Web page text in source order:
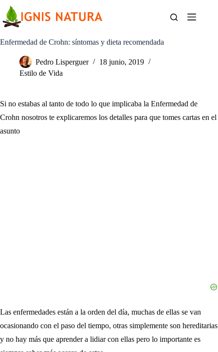
contenido
Enfermedad de Crohn: síntomas y dieta recomendada
Pedro Lisperguer
18 junio, 2019
Estilo de Vida
Si no estabas al tanto de todo lo que implicaba la Enfermedad de
Crohn nosotros te explicaremos los detalles para que tomes cartas en el
asunto
Las enfermedades están a la orden del día, muchas de ellas se van
ocasionando con el paso del tiempo, otras simplemente son hereditarias
y no hay más que aprender a lidiar con ellas pero lo importante es